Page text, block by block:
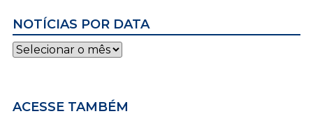
NOTÍCIAS POR DATA
Notícias
por
ACESSE TAMBÉM